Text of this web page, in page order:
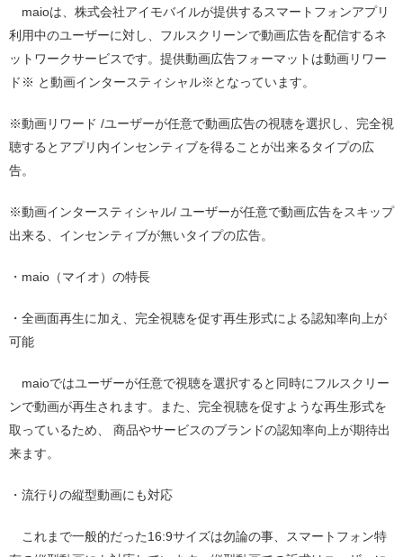
maioは、株式会社アイモバイルが提供するスマートフォンアプリ
利用中のユーザーに対し、フルスクリーンで動画広告を配信するネ
ットワークサービスです。 提供動画広告フォーマットは動画リワー
ド※ と動画インタースティシャル※となっています。
※動画リワード /ユーザーが任意で動画広告の視聴を選択し、完全視
聴するとアプリ内インセンティブを得ることが出来るタイプの広
告。
※動画インタースティシャル/ ユーザーが任意で動画広告をスキップ
出来る、インセンティブが無いタイプの広告。
・ maio （マイオ）の特長
・全画面再生に加え、完全視聴を促す再生形式による認知率向上が
可能
maioではユーザーが任意で視聴を選択すると同時にフルスクリー
ンで動画が再生されます。また、完全視聴を促すような再生形式を
取っているため、
商品やサービスのブランドの認知率向上が期待出
来ます。
・流行りの縦型動画にも対応
これまで一般的だった16:9サイズは勿論の事、スマートフォン特